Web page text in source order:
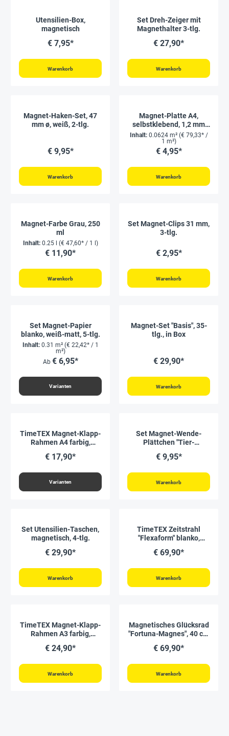
Utensilien-Box,
magnetisch
€ 7,95*
Warenkorb
Set Dreh-Zeiger mit
Magnethalter 3-tlg.
€ 27,90*
Warenkorb
Magnet-Haken-Set, 47
mm ø, weiß, 2-tlg.
€ 9,95*
Warenkorb
Magnet-Platte A4,
selbstklebend, 1,2 mm
stark
Inhalt: 0.0624 m² (€ 79,33* /
1 m²)
€ 4,95*
Warenkorb
Magnet-Farbe Grau, 250
ml
Inhalt: 0.25 l (€ 47,60* / 1 l)
€ 11,90*
Warenkorb
Set Magnet-Clips 31 mm,
3-tlg.
€ 2,95*
Warenkorb
Set Magnet-Papier
blanko, weiß-matt, 5-tlg.
Inhalt: 0.31 m² (€ 22,42* / 1
m²)
Ab € 6,95*
Varianten
Magnet-Set "Basis", 35-
tlg., in Box
€ 29,90*
Warenkorb
TimeTEX Magnet-Klapp-
Rahmen A4 farbig,
Rückseite, 2 Stück
€ 17,90*
Varianten
Set Magnet-Wende-
Plättchen "Tier-
€ 9,95*
Warenkorb
Set Utensilien-Taschen,
magnetisch, 4-tlg.
€ 29,90*
Warenkorb
TimeTEX Zeitstrahl
"Flexaform" blanko,
€ 69,90*
Warenkorb
TimeTEX Magnet-Klapp-
Rahmen A3 farbig,
Rückseite, 2 Stück
€ 24,90*
Warenkorb
Magnetisches Glücksrad
"Fortuna-Magnes", 40 cm
€ 69,90*
Warenkorb